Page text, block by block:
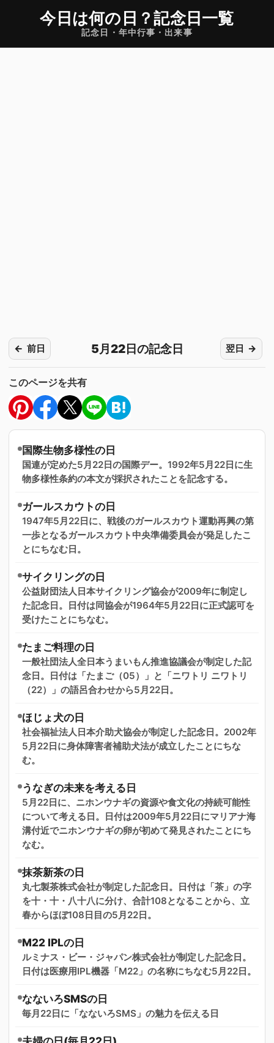
今日は何の日 ？記念日一覧
記念日・年中行事・出来事
前日 5月22日の記念日 翌日
このページを共有
国際生物多様性の日
国連が定めた5月22日の国際デー。1992年5月22日に生
物多様性条約の本文が採択されたことを記念する。
ガールスカウトの日
1947年5月22日に、戦後のガールスカウト運動再興の第
一歩となるガールスカウト中央準備委員会が発足したこ
とにちなむ日。
サイクリングの日
公益財団法人日本サイクリング協会が2009年に制定し
た記念日。日付は同協会が1964年5月22日に正式認可を
受けたことにちなむ。
たまご料理の日
一般社団法人全日本うまいもん推進協議会が制定した記
念日。日付は「たまご（05）」と「ニワトリ ニワトリ
（22）」の語呂合わせから5月22日。
ほじょ犬の日
社会福祉法人日本介助犬協会が制定した記念日。2002年
5月22日に身体障害者補助犬法が成立したことにちな
む。
うなぎの未来を考える日
5月22日に、ニホンウナギの資源や食文化の持続可能性
について考える日。日付は2009年5月22日にマリアナ海
溝付近でニホンウナギの卵が初めて発見されたことにち
なむ。
抹茶新茶の日
丸七製茶株式会社が制定した記念日。日付は「茶」の字
を十・十・八十八に分け、合計108となることから、立
春からほぼ108日目の5月22日。
M22 IPLの日
ルミナス・ビー・ジャパン株式会社が制定した記念日。
日付は医療用IPL機器「M22」の名称にちなむ5月22日。
なないろSMSの日
毎月22日に「なないろSMS」の魅力を伝える日